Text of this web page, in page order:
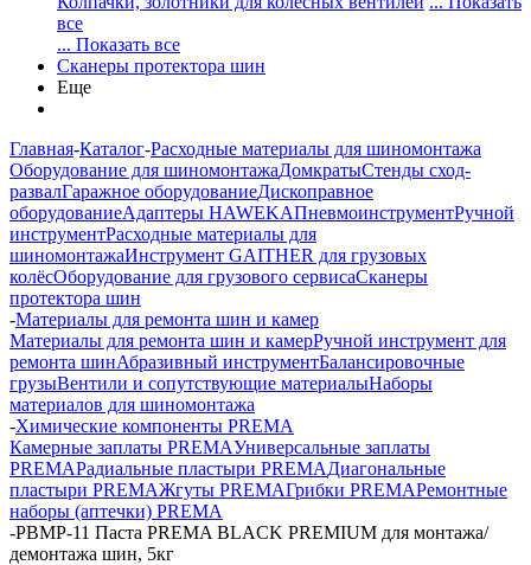
все
... Показать все
Сканеры протектора шин
Еще
Главная-Каталог-Расходные материалы для шиномонтажа
Оборудование для шиномонтажаДомкратыСтенды сход-
развалГаражное оборудованиеДископравное
оборудованиеАдаптеры HAWEKAПневмоинструментРучной
инструментРасходные материалы для
шиномонтажаИнструмент GAITHER для грузовых
колёсОборудование для грузового сервисаСканеры
протектора шин
-Материалы для ремонта шин и камер
Материалы для ремонта шин и камерРучной инструмент для
ремонта шинАбразивный инструментБалансировочные
грузыВентили и сопутствующие материалыНаборы
материалов для шиномонтажа
-Химические компоненты PREMA
Камерные заплаты PREMAУниверсальные заплаты
PREMAРадиальные пластыри PREMAДиагональные
пластыри PREMAЖгуты PREMAГрибки PREMAРемонтные
наборы (аптечки) PREMA
-PBMP-11 Паста PREMA BLACK PREMIUM для монтажа/
демонтажа шин, 5кг